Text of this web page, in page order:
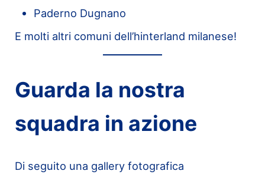
Paderno Dugnano
E molti altri comuni dell’hinterland milanese!
Guarda la nostra
squadra in azione
Di seguito una gallery fotografica